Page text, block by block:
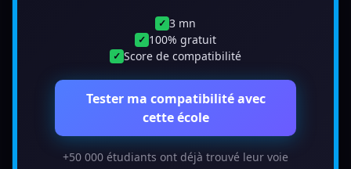
✓ 3 mn
✓ 100% gratuit
✓ Score de compatibilité
Tester ma compatibilité avec
cette école
+50 000 étudiants ont déjà trouvé leur voie